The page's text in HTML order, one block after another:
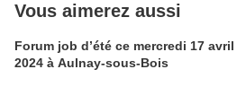
Vous aimerez aussi
Forum job d’été ce mercredi 17 avril
2024 à Aulnay-sous-Bois